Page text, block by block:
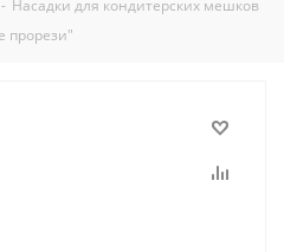
- Насадки для кондитерских мешков
прорези"